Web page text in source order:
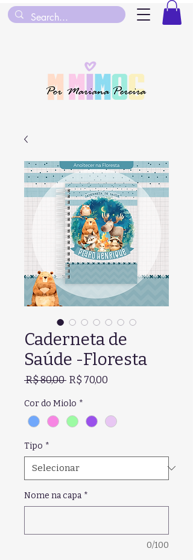
Caderneta de
Saúde -Floresta
R$ 80,00 Preço
R$ 70,00
Cor do Miolo *
Tipo *
Nome na capa *
0/100